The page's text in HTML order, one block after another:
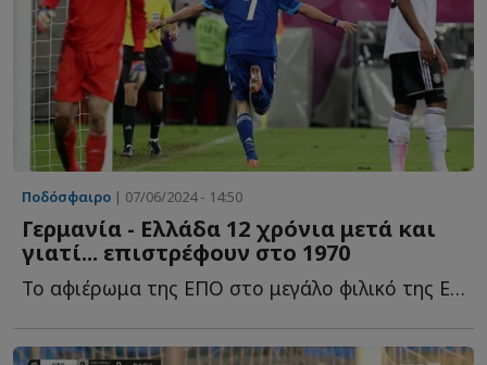
Ποδόσφαιρο | 07/06/2024 - 14:50
Γερμανία - Ελλάδα 12 χρόνια μετά και
γιατί... επιστρέφουν στο 1970
Το αφιέρωμα της ΕΠΟ στο μεγάλο φιλικό της Εθνικής Ελλάδας μ...